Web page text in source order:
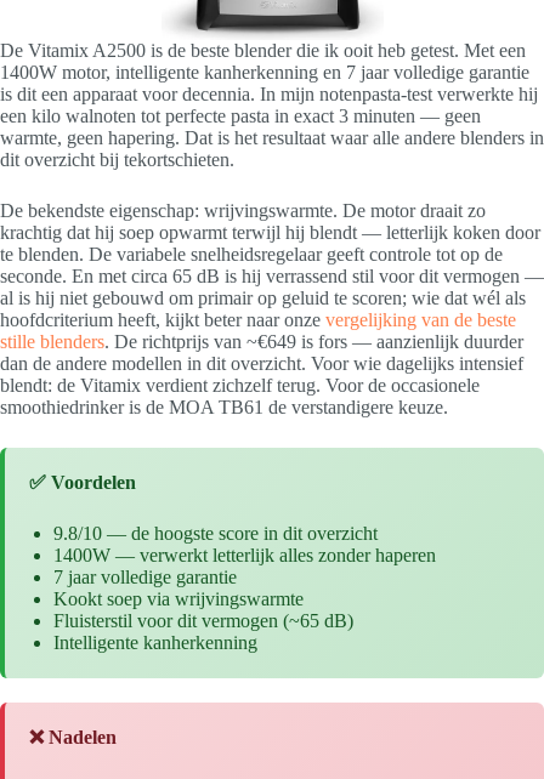
De Vitamix A2500 is de beste blender die ik ooit heb getest. Met een
1400W motor, intelligente kanherkenning en 7 jaar volledige garantie
is dit een apparaat voor decennia. In mijn notenpasta-test verwerkte hij
een kilo walnoten tot perfecte pasta in exact 3 minuten — geen
warmte, geen hapering. Dat is het resultaat waar alle andere blenders in
dit overzicht bij tekortschieten.
De bekendste eigenschap: wrijvingswarmte. De motor draait zo
krachtig dat hij soep opwarmt terwijl hij blendt — letterlijk koken door
te blenden. De variabele snelheidsregelaar geeft controle tot op de
seconde. En met circa 65 dB is hij verrassend stil voor dit vermogen —
al is hij niet gebouwd om primair op geluid te scoren; wie dat wél als
hoofdcriterium heeft, kijkt beter naar onze vergelijking van de beste
stille blenders. De richtprijs van ~€649 is fors — aanzienlijk duurder
dan de andere modellen in dit overzicht. Voor wie dagelijks intensief
blendt: de Vitamix verdient zichzelf terug. Voor de occasionele
smoothiedrinker is de MOA TB61 de verstandigere keuze.
✅ Voordelen
9.8/10 — de hoogste score in dit overzicht
1400W — verwerkt letterlijk alles zonder haperen
7 jaar volledige garantie
Kookt soep via wrijvingswarmte
Fluisterstil voor dit vermogen (~65 dB)
Intelligente kanherkenning
❌ Nadelen